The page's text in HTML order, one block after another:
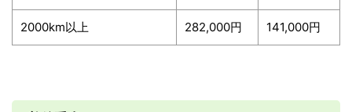
2000km以上 282,000円 141,000円